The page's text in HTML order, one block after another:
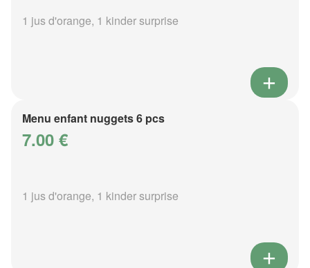
1 jus d'orange, 1 kinder surprise
Menu enfant nuggets 6 pcs
7.00 €
1 jus d'orange, 1 kinder surprise